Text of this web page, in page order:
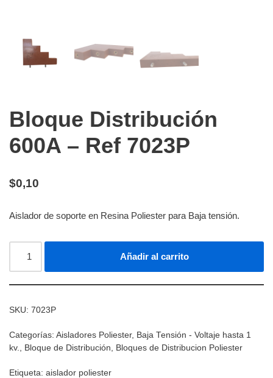
Bloque Distribución
600A – Ref 7023P
$0,10
Aislador de soporte en Resina Poliester para Baja tensión.
Añadir al carrito
SKU: 7023P
Categorías: Aisladores Poliester, Baja Tensión - Voltaje hasta 1
kv.
Bloque de Distribución Bloques de Distribucion Poliester
Etiqueta: aislador poliester